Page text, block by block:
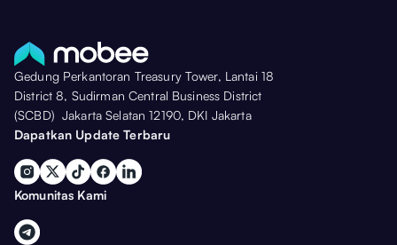
Gedung Perkantoran Treasury Tower, Lantai 18
District 8, Sudirman Central Business District
(SCBD) Jakarta Selatan 12190, DKI Jakarta
Dapatkan Update Terbaru
Komunitas Kami